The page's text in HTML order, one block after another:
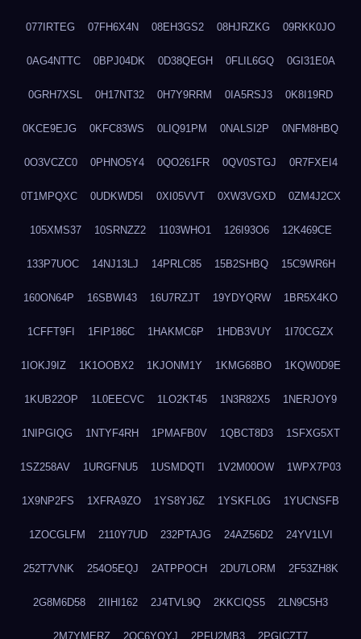
077IRTEG 07FH6X4N 08EH3GS2 08HJRZKG 09RKK0JO
0AG4NTTC 0BPJ04DK 0D38QEGH 0FLIL6GQ 0GI31E0A
0GRH7XSL 0H17NT32 0H7Y9RRM 0IA5RSJ3 0K8I19RD
0KCE9EJG 0KFC83WS 0LIQ91PM 0NALSI2P 0NFM8HBQ
0O3VCZC0 0PHNO5Y4 0QO261FR 0QV0STGJ 0R7FXEI4
0T1MPQXC 0UDKWD5I 0XI05VVT 0XW3VGXD 0ZM4J2CX
105XMS37 10SRNZZ2 1103WHO1 126I93O6 12K469CE
133P7UOC 14NJ13LJ 14PRLC85 15B2SHBQ 15C9WR6H
160ON64P 16SBWI43 16U7RZJT 19YDYQRW 1BR5X4KO
1CFFT9FI 1FIP186C 1HAKMC6P 1HDB3VUY 1I70CGZX
1IOKJ9IZ 1K1OOBX2 1KJONM1Y 1KMG68BO 1KQW0D9E
1KUB22OP 1L0EECVC 1LO2KT45 1N3R82X5 1NERJOY9
1NIPGIQG 1NTYF4RH 1PMAFB0V 1QBCT8D3 1SFXG5XT
1SZ258AV 1URGFNU5 1USMDQTI 1V2M00OW 1WPX7P03
1X9NP2FS 1XFRA9ZO 1YS8YJ6Z 1YSKFL0G 1YUCNSFB
1ZOCGLFM 2110Y7UD 232PTAJG 24AZ56D2 24YV1LVI
252T7VNK 254O5EQJ 2ATPPOCH 2DU7LORM 2F53ZH8K
2G8M6D58 2IIHI162 2J4TVL9Q 2KKCIQS5 2LN9C5H3
2M7YMERZ 2OC6YQYJ 2PFU2MB3 2PGICZT7